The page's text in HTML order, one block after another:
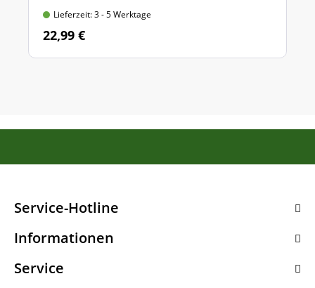
Lieferzeit: 3 - 5 Werktage
22,99 €
Service-Hotline
Informationen
Service